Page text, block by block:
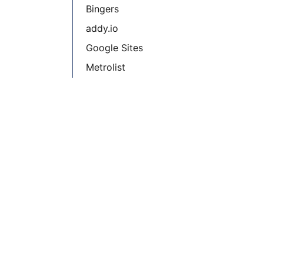
Bingers
addy.io
Google Sites
Metrolist